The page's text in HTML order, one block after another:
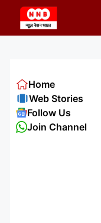
content
Home
Web Stories
Follow Us
Join Channel